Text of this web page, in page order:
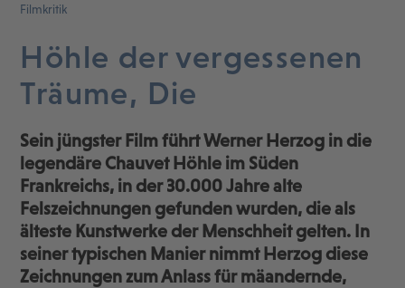
Filmkritik
Höhle der vergessenen
Träume, Die
Sein jüngster Film führt Werner Herzog in die
legendäre Chauvet Höhle im Süden
Frankreichs, in der 30.000 Jahre alte
Felszeichnungen gefunden wurden, die als
älteste Kunstwerke der Menschheit gelten. In
seiner typischen Manier nimmt Herzog diese
Zeichnungen zum Anlass für mäandernde,